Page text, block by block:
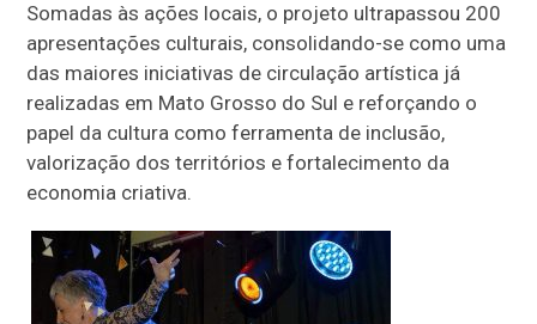
Somadas às ações locais, o projeto ultrapassou 200
apresentações culturais, consolidando-se como uma
das maiores iniciativas de circulação artística já
realizadas em Mato Grosso do Sul e reforçando o
papel da cultura como ferramenta de inclusão,
valorização dos territórios e fortalecimento da
economia criativa.